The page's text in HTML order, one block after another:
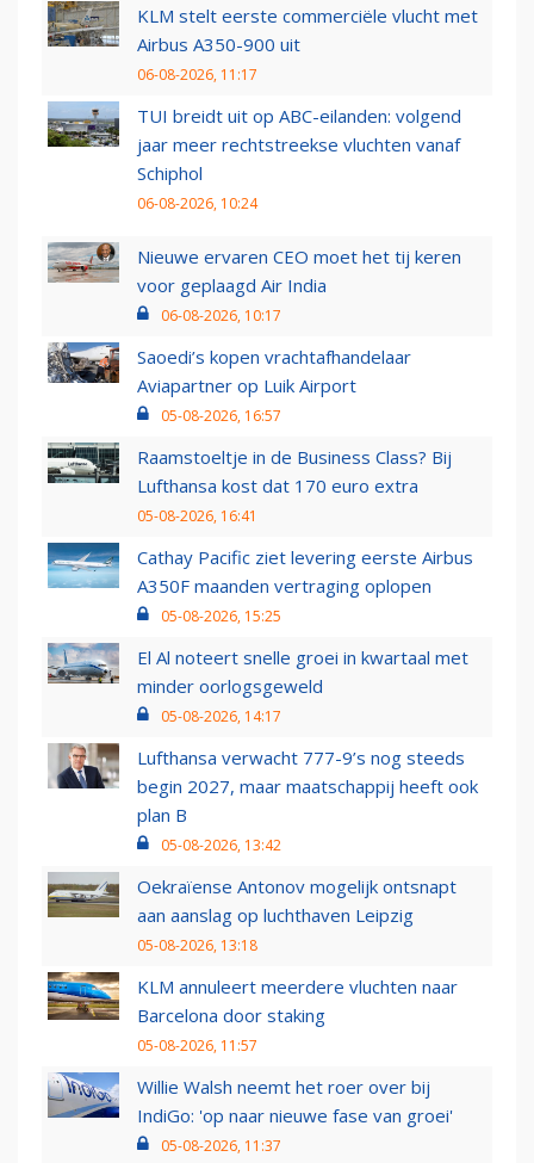
KLM stelt eerste commerciële vlucht met
Airbus A350-900 uit
06-08-2026, 11:17
TUI breidt uit op ABC-eilanden: volgend
jaar meer rechtstreekse vluchten vanaf
Schiphol
06-08-2026, 10:24
Nieuwe ervaren CEO moet het tij keren
voor geplaagd Air India
06-08-2026, 10:17
Saoedi’s kopen vrachtafhandelaar
Aviapartner op Luik Airport
05-08-2026, 16:57
Raamstoeltje in de Business Class? Bij
Lufthansa kost dat 170 euro extra
05-08-2026, 16:41
Cathay Pacific ziet levering eerste Airbus
A350F maanden vertraging oplopen
05-08-2026, 15:25
El Al noteert snelle groei in kwartaal met
minder oorlogsgeweld
05-08-2026, 14:17
Lufthansa verwacht 777-9’s nog steeds
begin 2027, maar maatschappij heeft ook
plan B
05-08-2026, 13:42
Oekraïense Antonov mogelijk ontsnapt
aan aanslag op luchthaven Leipzig
05-08-2026, 13:18
KLM annuleert meerdere vluchten naar
Barcelona door staking
05-08-2026, 11:57
Willie Walsh neemt het roer over bij
IndiGo: 'op naar nieuwe fase van groei'
05-08-2026, 11:37